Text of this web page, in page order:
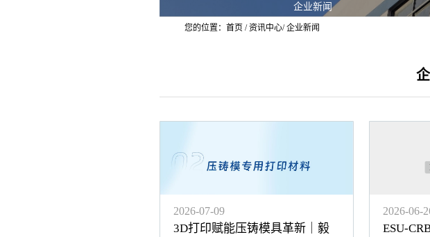
企业新闻
您的位置：首页 /资讯中心/企业新闻
2026-07-09
3D打印赋能压铸模具革新｜毅
2026-06-
ESU-